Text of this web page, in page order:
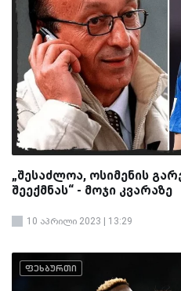
„შესაძლოა, ოსიმენის
შეექმნას“ - მოჯი კვარაზე
10 აპრილი 2023 | 13:29
ფეხბურთი